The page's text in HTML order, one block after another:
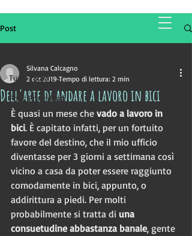
Silvana Calcagno
Post
Tutti i post
Post Precedenti
Dell'arte di andare a lavoro in bici
Silvana Calcagno
2 ott 2019 Tempo di lettura: 2 min
È quasi un mese che vado a lavoro in
bici. È capitato infatti, per un fortuito
favore del destino, che il mio ufficio
diventasse per 3 giorni a settimana così
vicino a casa da poter essere raggiunto
comodamente in bici, appunto, o
addirittura a piedi. Per molti
probabilmente si tratta di una
consuetudine abbastanza banale, gente